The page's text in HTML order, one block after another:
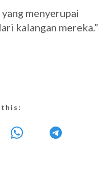
menyerupai
kalangan mereka.”
this: